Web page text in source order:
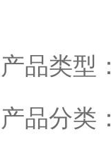
产品类型：
产品分类：